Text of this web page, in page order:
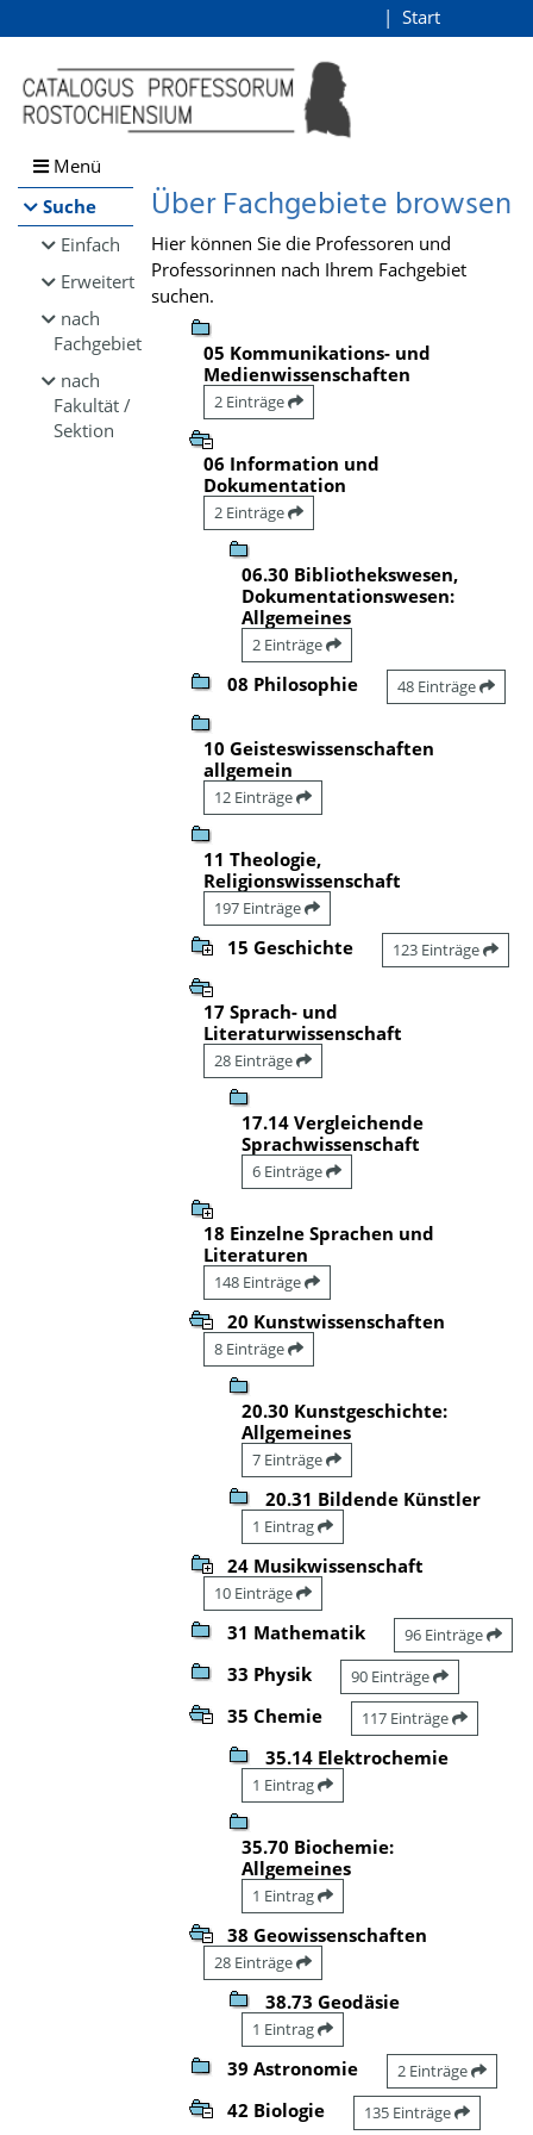
Browsen
direkt zum Inhalt
Start
Menü
Suche
Einfach
Erweitert
nach
Fachgebiet
nach
Fakultät /
Sektion
Über Fachgebiete browsen
Hier können Sie die Professoren und
Professorinnen nach Ihrem Fachgebiet
suchen.
05 Kommunikations- und
Medienwissenschaften
2 Einträge
06 Information und
Dokumentation
2 Einträge
06.30 Bibliothekswesen,
Dokumentationswesen:
Allgemeines
2 Einträge
08 Philosophie 48 Einträge
10 Geisteswissenschaften
allgemein
12 Einträge
11 Theologie,
Religionswissenschaft
197 Einträge
15 Geschichte 123 Einträge
17 Sprach- und
Literaturwissenschaft
28 Einträge
17.14 Vergleichende
Sprachwissenschaft
6 Einträge
18 Einzelne Sprachen und
Literaturen
148 Einträge
20 Kunstwissenschaften
8 Einträge
20.30 Kunstgeschichte:
Allgemeines
7 Einträge
20.31 Bildende Künstler
1 Eintrag
24 Musikwissenschaft
10 Einträge
31 Mathematik 96 Einträge
33 Physik 90 Einträge
35 Chemie 117 Einträge
35.14 Elektrochemie
1 Eintrag
35.70 Biochemie:
Allgemeines
1 Eintrag
38 Geowissenschaften
28 Einträge
38.73 Geodäsie
1 Eintrag
39 Astronomie 2 Einträge
42 Biologie 135 Einträge